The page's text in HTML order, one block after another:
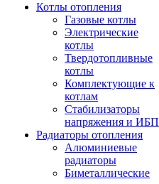
Котлы отопления
Газовые котлы
Электрические
котлы
Твердотопливные
котлы
Комплектующие к
котлам
Стабилизаторы
напряжения и ИБП
Радиаторы отопления
Алюминиевые
радиаторы
Биметаллические